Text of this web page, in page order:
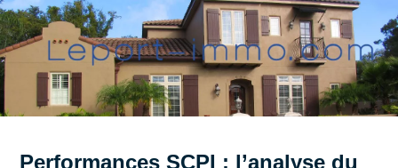
Performances SCPI : l’analyse du